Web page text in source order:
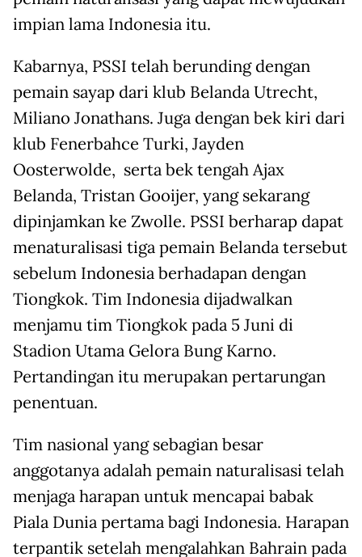
impian lama Indonesia itu.
Kabarnya, PSSI telah berunding dengan
pemain sayap dari klub Belanda Utrecht,
Miliano Jonathans. Juga dengan bek kiri dari
klub Fenerbahce Turki, Jayden
Oosterwolde, serta bek tengah Ajax
Belanda, Tristan Gooijer, yang sekarang
dipinjamkan ke Zwolle. PSSI berharap dapat
menaturalisasi tiga pemain Belanda tersebut
sebelum Indonesia berhadapan dengan
Tiongkok. Tim Indonesia dijadwalkan
menjamu tim Tiongkok pada 5 Juni di
Stadion Utama Gelora Bung Karno.
Pertandingan itu merupakan pertarungan
penentuan.
Tim nasional yang sebagian besar
anggotanya adalah pemain naturalisasi telah
menjaga harapan untuk mencapai babak
Piala Dunia pertama bagi Indonesia. Harapan
terpantik setelah mengalahkan Bahrain pada